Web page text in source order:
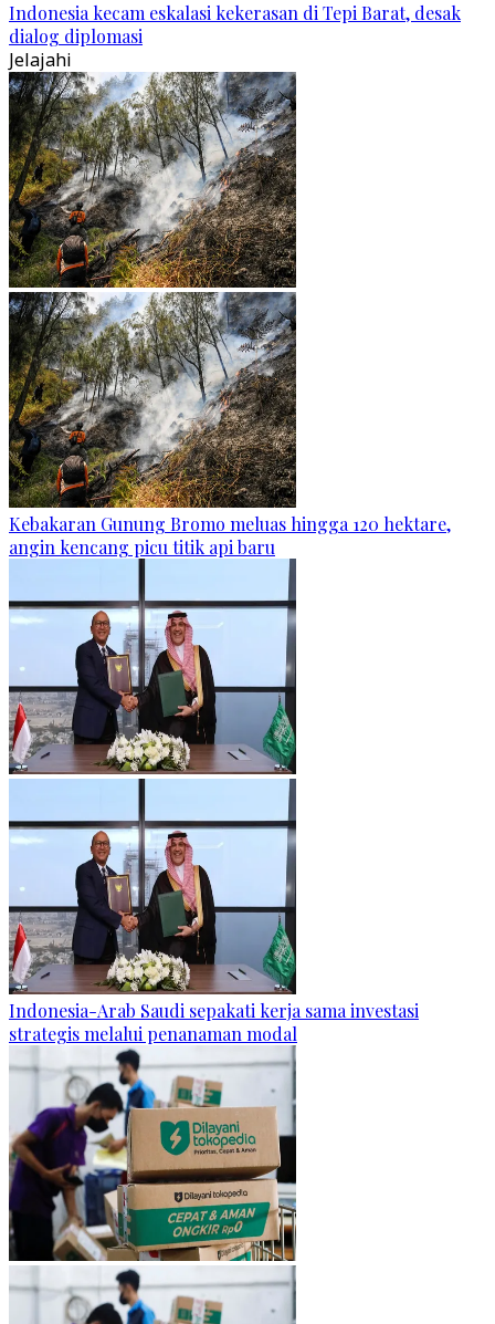
Indonesia kecam eskalasi kekerasan di Tepi Barat, desak
dialog diplomasi
Jelajahi
Kebakaran Gunung Bromo meluas hingga 120 hektare,
angin kencang picu titik api baru
Indonesia-Arab Saudi sepakati kerja sama investasi
strategis melalui penanaman modal